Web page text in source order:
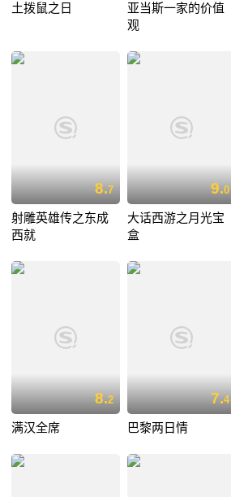
土拨鼠之日
亚当斯一家的价值
观
8.7
射雕英雄传之东成
西就
9.0
大话西游之月光宝
盒
8.2
满汉全席
7.4
巴黎两日情